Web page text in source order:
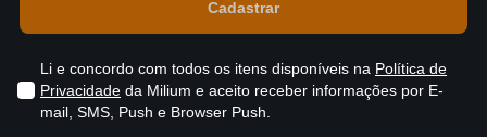
Li e concordo com todos os itens disponíveis na Política de
Privacidade da Milium e aceito receber informações por E-
mail, SMS, Push e Browser Push.